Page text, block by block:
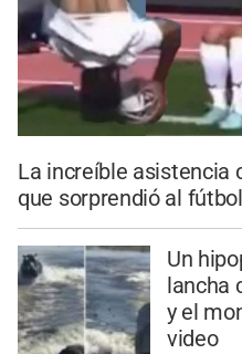
La increíble asistencia
que sorprendió al
Un
lancha
y el
video